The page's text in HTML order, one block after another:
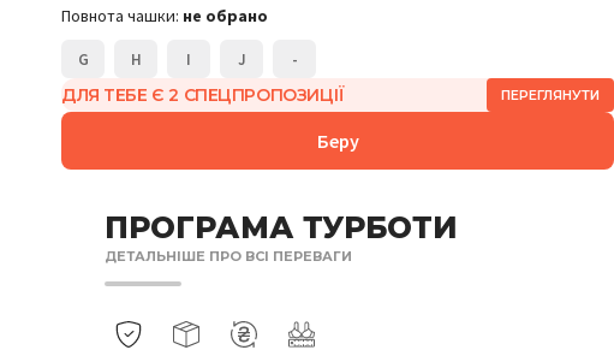
Повнота чашки: не обрано
G H I J -
ДЛЯ ТЕБЕ Є 2 СПЕЦПРОПОЗИЦІЇ ПЕРЕГЛЯНУТИ
Беру
ПРОГРАМА ТУРБОТИ
ДЕТАЛЬНІШЕ ПРО ВСІ ПЕРЕВАГИ
ЦІНА НАБОРУ:
₴ 2 718